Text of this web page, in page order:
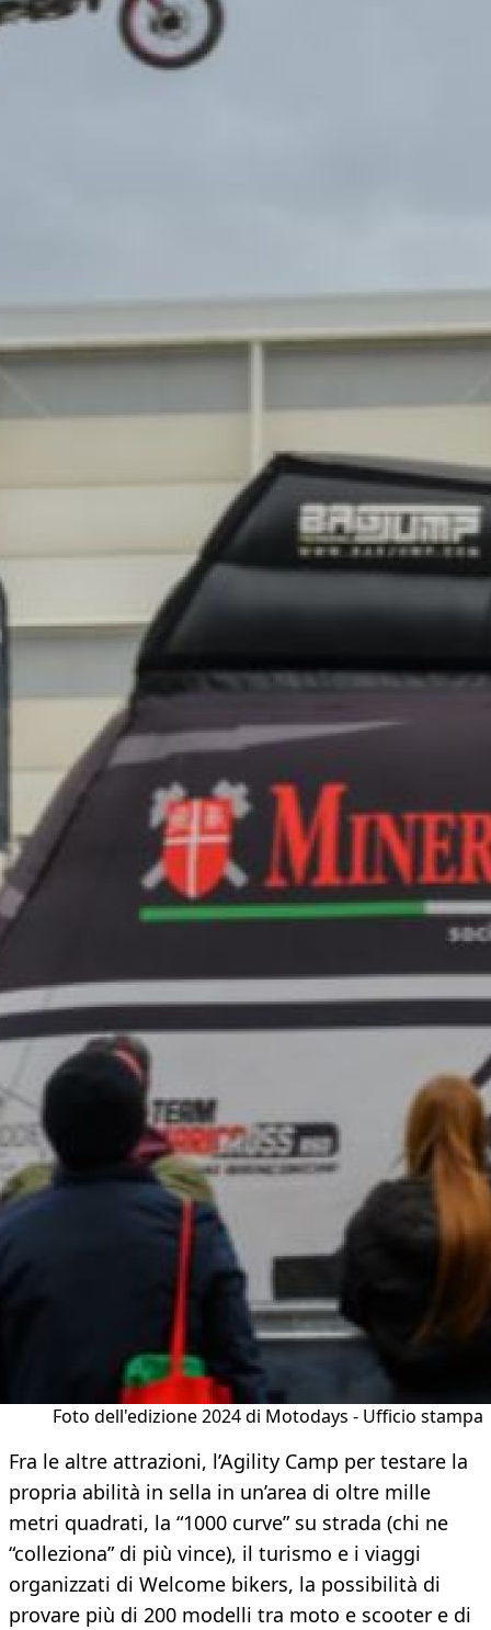
Foto dell'edizione 2024 di Motodays - Ufficio stampa
Fra le altre attrazioni, l’Agility Camp per testare la
propria abilità in sella in un’area di oltre mille
metri quadrati, la “1000 curve” su strada (chi ne
“colleziona” di più vince), il turismo e i viaggi
organizzati di Welcome bikers, la possibilità di
provare più di 200 modelli tra moto e scooter e di